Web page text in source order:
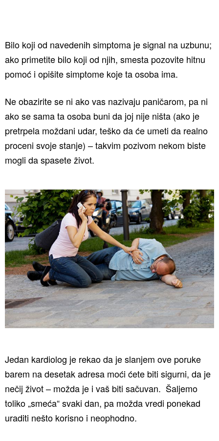
Bilo koji od navedenih simptoma je signal na uzbunu;
ako primetite bilo koji od njih, smesta pozovite hitnu
pomoć i opišite simptome koje ta osoba ima.
Ne obazirite se ni ako vas nazivaju paničarom, pa ni
ako se sama ta osoba buni da joj nije ništa (ako je
pretrpela moždani udar, teško da će umeti da realno
proceni svoje stanje) – takvim pozivom nekom biste
mogli da spasete život.
Jedan kardiolog je rekao da je slanjem ove poruke
barem na desetak adresa moći ćete biti sigurni, da je
nečij život – možda je i vaš biti sačuvan. Šaljemo
toliko „smeća“ svaki dan, pa možda vredi ponekad
uraditi nešto korisno i neophodno.